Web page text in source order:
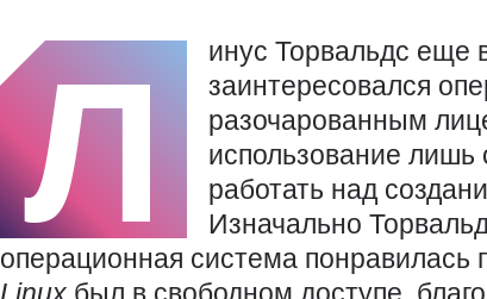
Л
инус Торвальдс еще
заинтересовался
разочарованным
использование
работать над
Изначально
операционная система